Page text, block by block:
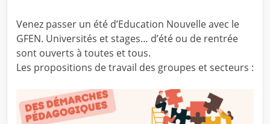
Venez passer un été d’Education Nouvelle avec le
GFEN. Universités et stages… d’été ou de rentrée
sont ouverts à toutes et tous.
Les propositions de travail des groupes et secteurs :